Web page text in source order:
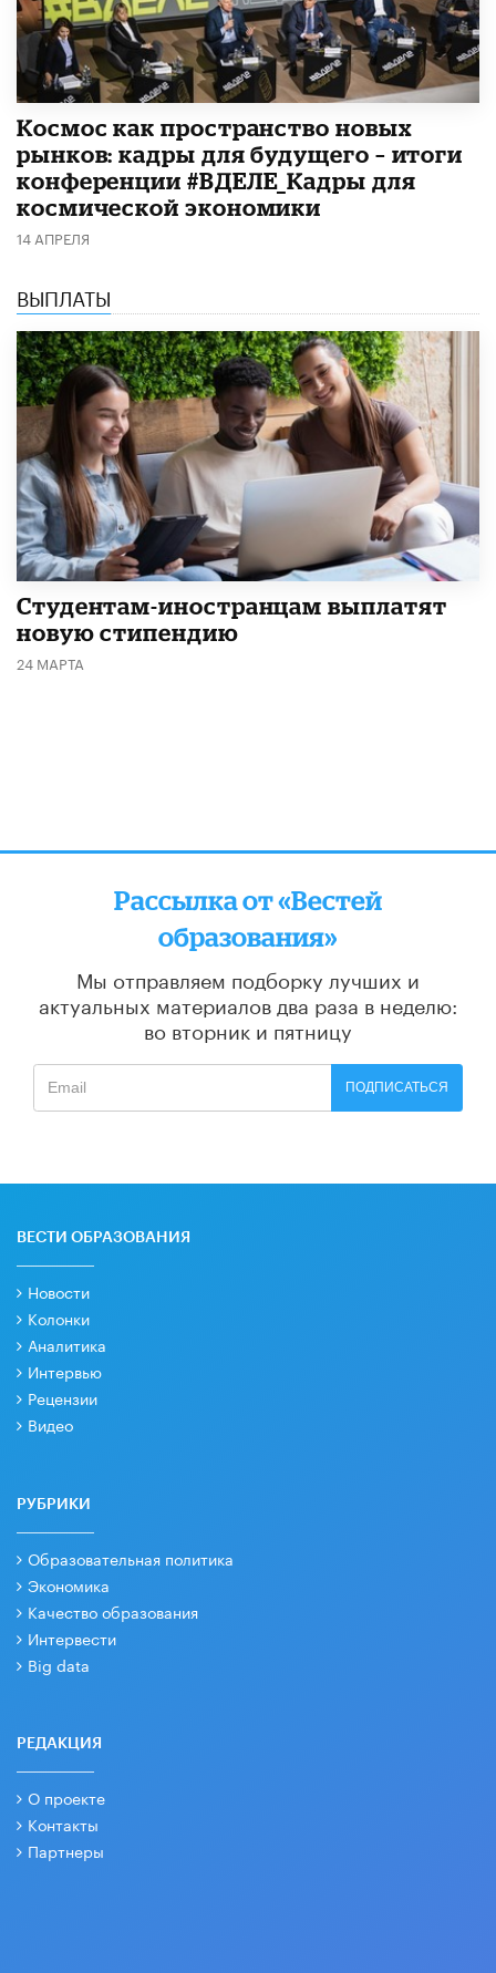
Космос как пространство новых
рынков: кадры для будущего – итоги
конференции #ВДЕЛЕ_Кадры для
космической экономики
14 АПРЕЛЯ
ВЫПЛАТЫ
Студентам-иностранцам выплатят
новую стипендию
24 МАРТА
Рассылка от «Вестей
образования»
Мы отправляем подборку лучших и
актуальных материалов два раза в неделю:
во вторник и пятницу
ПОДПИСАТЬСЯ
ВЕСТИ ОБРАЗОВАНИЯ
Новости
Колонки
Аналитика
Интервью
Рецензии
Видео
РУБРИКИ
Образовательная политика
Экономика
Качество образования
Интервести
Big data
РЕДАКЦИЯ
О проекте
Контакты
Партнеры